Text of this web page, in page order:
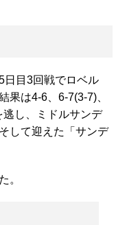
日目3回戦でロベル
果は4-6、6-7(3-7)、
し、ミドルサンデ
して迎えた「サンデ
。